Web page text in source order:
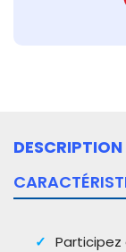
DESCRIPTION